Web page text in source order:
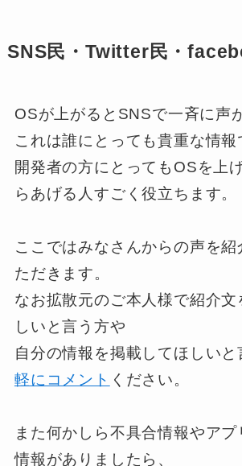
SNS民・Twitter民・
OSが上がるとSNSで一斉に声
これは誰にとっても貴重な情報
開発者の方にとってもOSを上
らあげる人すごく役立ちます。
ここではみなさんからの声を紹
ただきます。
なお拡散元のご本人様で紹介文
しいと言う方や
自分の情報を掲載してほしいと
軽にコメント ください。
また何かしら不具合情報やア
情報がありましたら、